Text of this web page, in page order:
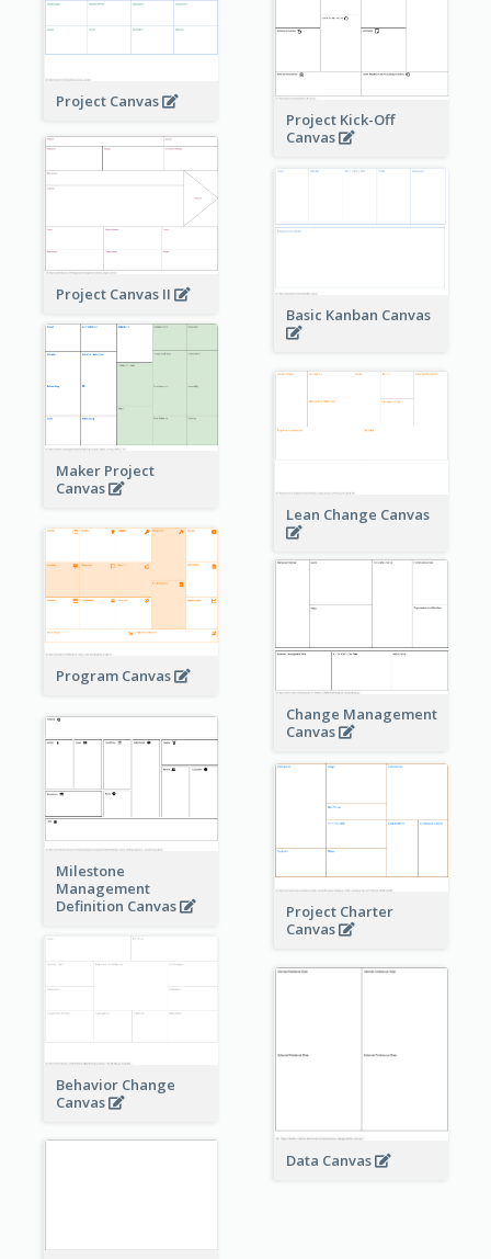
Project Canvas
Project Kick-Off
Canvas
Project Canvas II
Basic Kanban Canvas
Maker Project
Canvas
Lean Change Canvas
Program Canvas
Change Management
Canvas
Milestone
Management
Definition Canvas
Project Charter
Canvas
Behavior Change
Canvas
Data Canvas